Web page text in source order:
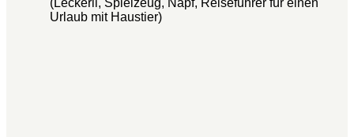
(Leckerli, Spielzeug, Napf, Reiseführer für einen
Urlaub mit Haustier)